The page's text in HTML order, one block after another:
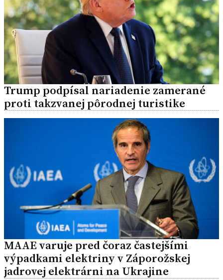
Trump podpísal nariadenie zamerané
proti takzvanej pôrodnej turistike
MAAE varuje pred čoraz častejšími
výpadkami elektriny v Záporožskej
jadrovej elektrárni na Ukrajine